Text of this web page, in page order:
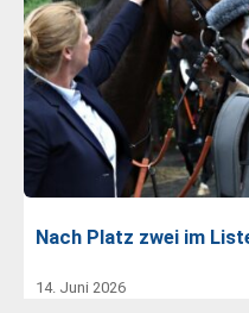
Nach Platz zwei im
14. Juni 2026